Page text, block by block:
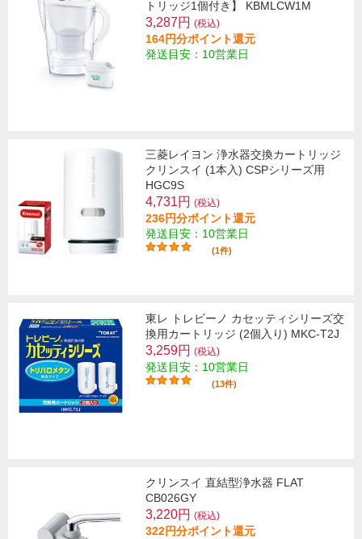
トリッジ1個付き】 KBMLCW1M
3,287円 (税込)
164円分ポイント還元
発送目安：10営業日
三菱レイヨン 浄水器交換カートリッジ
クリンスイ (1本入) CSPシリーズ用
HGC9S
4,731円 (税込)
236円分ポイント還元
発送目安：10営業日
(1件)
東レ トレビーノ カセッティシリーズ交
換用カートリッジ (2個入り) MKC-T2J
3,259円 (税込)
発送目安：10営業日
(13件)
クリンスイ 直結型浄水器 FLAT
CB026GY
3,220円 (税込)
322円分ポイント還元